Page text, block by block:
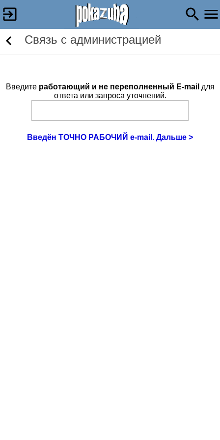
Связь c администрацией
Введите работающий и не переполненный E-mail для
ответа или запроса уточнений.
Введён ТОЧНО РАБОЧИЙ e-mail. Дальше >